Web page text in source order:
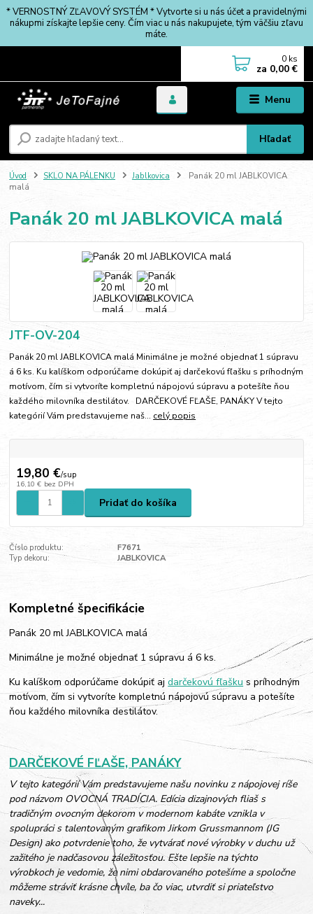
* VERNOSTNÝ ZĽAVOVÝ SYSTÉM * Vytvorte si u nás účet a pravidelnými
nákupmi získajte lepšie ceny. Čím viac u nás nakupujete, tým väčšiu zľavu
máte.
Menu
Hľadať
0 ks
za 0,00 €
Úvod SKLO NA PÁLENKU Jablkovica
Panák 20 ml JABLKOVICA
malá
Panák 20 ml JABLKOVICA malá
JTF-OV-204
Panák 20 ml JABLKOVICA malá Minimálne je možné objednať 1 súpravu
á 6 ks. Ku kalíškom odporúčame dokúpiť aj darčekovú fľašku s príhodným
motívom, čím si vytvoríte kompletnú nápojovú súpravu a potešíte ňou
každého milovníka destilátov. DARČEKOVÉ FĽAŠE, PANÁKY V tejto
kategórií Vám predstavujeme naš... celý popis
19,80 €/sup
16,10 € bez DPH
Pridať do košíka
Číslo produktu:
F7671
Typ dekoru:
JABLKOVICA
Kompletné špecifikácie
Panák 20 ml JABLKOVICA malá
Minimálne je možné objednať 1 súpravu á 6 ks.
Ku kalíškom odporúčame dokúpiť ajdarčekovú fľašku s príhodným
motívom, čím si vytvoríte kompletnú nápojovú súpravu a potešíte
ňou každého milovníka destilátov.
DARČEKOVÉ FĽAŠE, PANÁKY
V tejto kategórií Vám predstavujeme našu novinku z nápojovej ríše
pod názvom OVOCNÁ TRADÍCIA. Edícia dizajnových fliaš s
tradičným ovocným dekorom v modernom kabáte vznikla v
spolupráci s talentovaným grafikom Jirkom Grussmannom (JG
Design) ako potvrdenie toho, že vytvárať nové výrobky v duchu už
zažitého je nadčasovou záležitosťou. Ešte lepšie na týchto
výrobkoch je vedomie, že nimi obdarovaného potešíme a spoločne
môžeme stráviť krásne chvíle, ba čo viac, utvrdiť si priateľstvo
naveky...